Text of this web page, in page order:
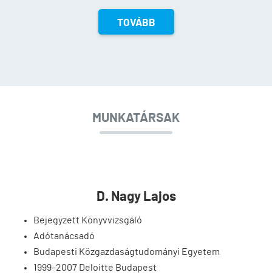
TOVÁBB
MUNKATÁRSAK
D. Nagy Lajos
Bejegyzett Könyvvizsgáló
Adótanácsadó
Budapesti Közgazdaságtudományi Egyetem
1999–2007 Deloitte Budapest